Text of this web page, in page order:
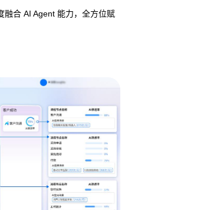
融合 AI Agent 能力，全方位赋